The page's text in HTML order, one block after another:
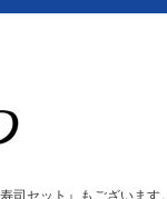
司セット』もございます。